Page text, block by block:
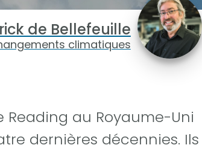
de Bellefeuille
climatiques
Reading au Royaume-Uni
dernières décennies. Ils